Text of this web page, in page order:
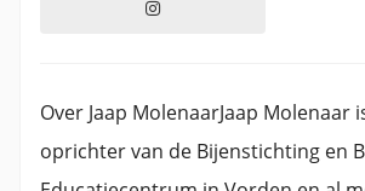
Over Jaap MolenaarJaap Molenaar
oprichter van de Bijenstichting en